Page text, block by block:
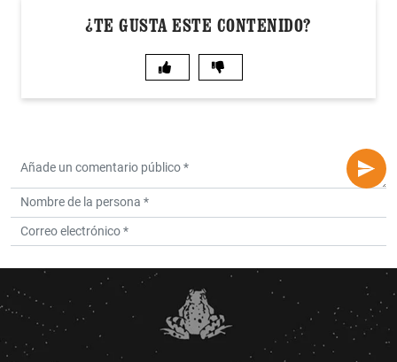
¿TE GUSTA ESTE CONTENIDO?